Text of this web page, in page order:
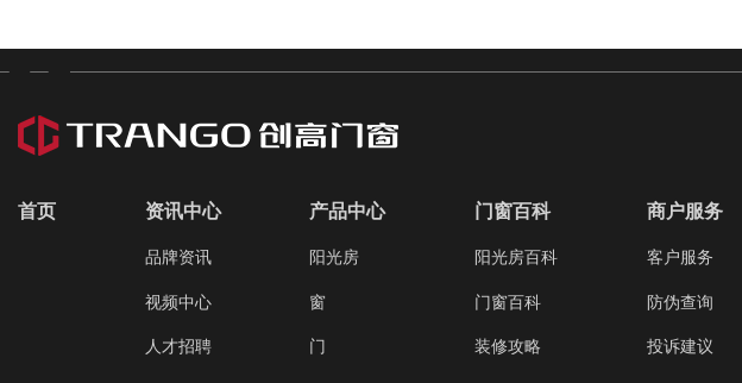
首页 资讯中心
品牌资讯
视频中心
人才招聘
产品中心
阳光房
窗
门
门窗百科
阳光房百科
门窗百科
装修攻略
商户服务
客户服务
防伪查询
投诉建议